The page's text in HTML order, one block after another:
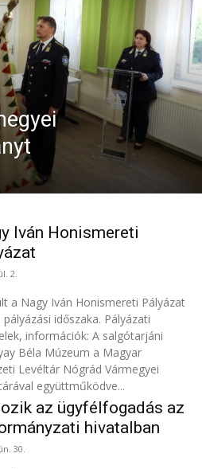
Iván Honismereti
2.
a Nagy Iván Honismereti Pályázat
időszaka. Pályázati
információk: A salgótarjáni
Béla Múzeum a Magyar
Levéltár Nógrád Vármegyei
együttműködve...
az ügyfélfogadás az
hivatalban
30.